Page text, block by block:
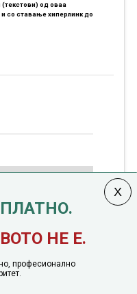
од оваа
со ставање хиперлинк до
НЕ Е.
професионално